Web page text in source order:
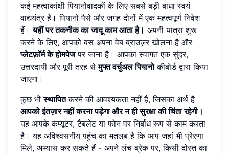
कई महत्वाकांक्षी पियानोवादकों के लिए सबसे बड़ी बाधा स्वयं
वाद्ययंत्र है। पियानो पैसे और जगह दोनों में एक महत्वपूर्ण निवेश
हैं।यहीं पर तकनीक का जादू काम आता है। अपनी यात्रा शुरू
करने के लिए, आपको बस अपना वेब ब्राउज़र खोलना है और
प्लेटफ़ॉर्म के होमपेजपर जाना है। आपका स्वागत एक सुंदर,
उत्तरदायी और पूरी तरह सेमुफ्त वर्चुअल पियानोकीबोर्ड द्वारा किया
जाएगा।
कुछ भीस्थापितकरने की आवश्यकता नहीं है, जिसका अर्थ है
आपको इंतज़ार नहीं करना पड़ेगा और न ही सुरक्षा की चिंता रहेगी।
यह आपके कंप्यूटर, टैबलेट या फोन पर निर्बाध रूप से काम करता
है। यह अविश्वसनीय पहुंच का मतलब है कि आप जहां भी प्रेरणा
मिले, अभ्यास कर सकते हैं - अपने लंच ब्रेक पर, किसी दोस्त का